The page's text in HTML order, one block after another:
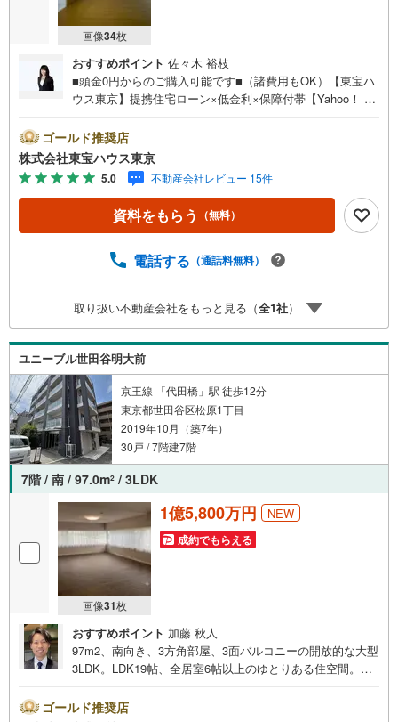
画像34枚
おすすめポイント 佐々木 裕枝
■頭金0円からのご購入可能です■（諸費用もOK）【東宝ハ
ウス東京】提携住宅ローン×低金利×保障付帯【Yahoo！ 不
ayボーナスライトがもらえる「Yahoo！ 不動産 物件ご成約
キャンペーン」の対象になります。「資料をもらう」「見
学予約をする」ボタンからお問い合わせください。※必ずY
ahoo！ JAPAN IDでログインしてください。※PayPayボー
ナスライトは出金と譲渡はできません。ご案内・詳細な資
料のご請求はお気軽にどうぞ♪お電話でのお問い合わせも
ゴールド推奨店
株式会社東宝ハウス東京
5.0 不動産会社レビュー 15件
資料をもらう （無料）
電話する （通話料無料）
取り扱い不動産会社をもっと見る（全1社）
ユニーブル世田谷明大前
京王線 「代田橋」駅 徒歩12分
東京都世田谷区松原1丁目
2019年10月（築7年）
30戸 / 7階建7階
7階 / 南 / 97.0m2 / 3LDK
画像31枚
1億5,800万円 NEW
成約でもらえる
おすすめポイント 加藤 秋人
97m2、南向き、3方角部屋、3面バルコニーの開放的な大型
3LDK。LDK19帖、全居室6帖以上のゆとりある住空間。ペ
に便利な立地。 ・・・地域密着昭和建物です・・・ 西荻
ゴールド推奨店